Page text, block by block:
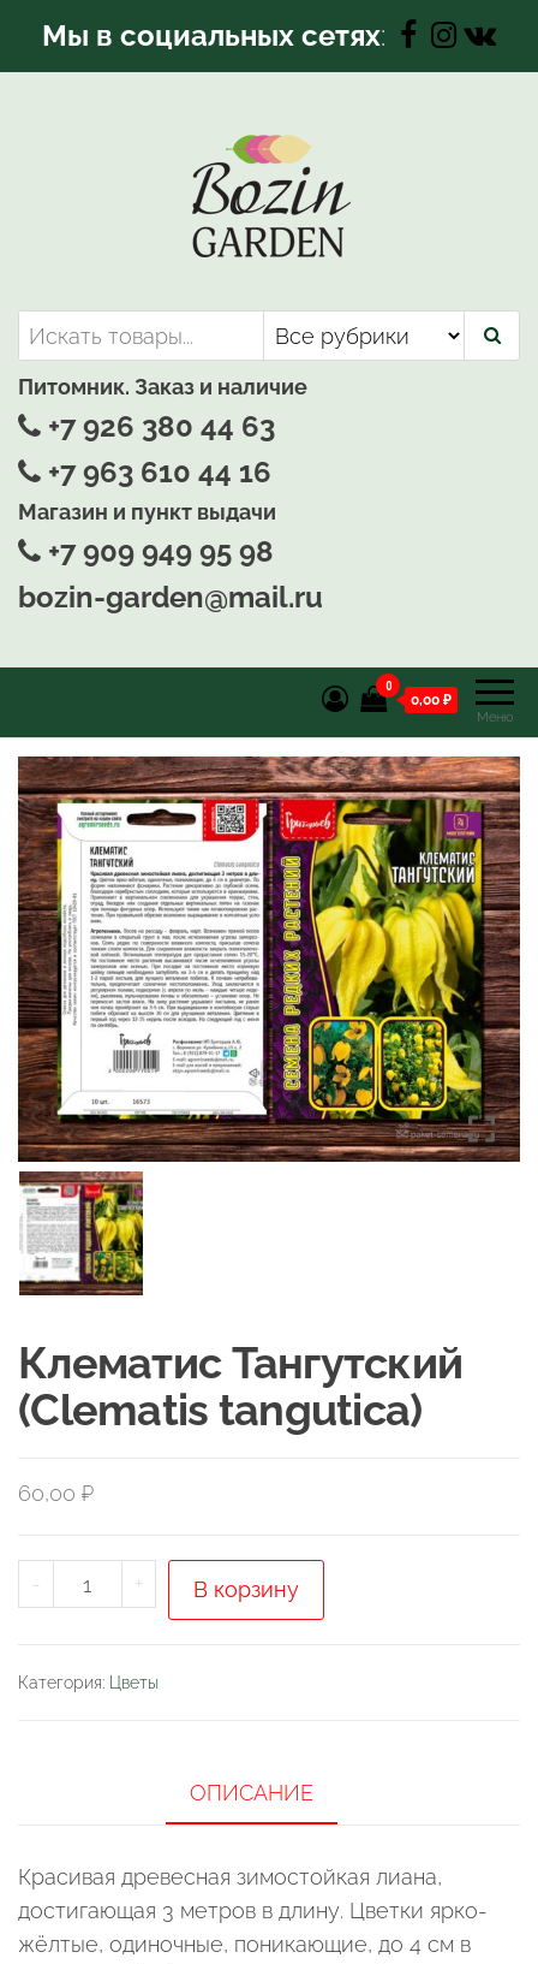
Мы в социальных сетях:
Bozin-Garden | Садовый центр
Садовый центр, Растения
для вашего сада
Питомник. Заказ и наличие
+7 926 380 44 63
+7 963 610 44 16
Магазин и пункт выдачи
+7 909 949 95 98
bozin-garden@mail.ru
Меню
0
0,00 ₽
Клематис Тангутский
(Clematis tangutica)
60,00 ₽
-
Количество
товара
Тангутский
+ В корзину
Категория: Цветы
ОПИСАНИЕ
Красивая древесная зимостойкая лиана,
достигающая 3 метров в длину. Цветки ярко-
жёлтые, одиночные, поникающие, до 4 см в